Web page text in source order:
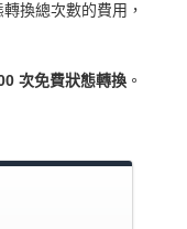
換總次數的費用，
次免費狀態轉換 。